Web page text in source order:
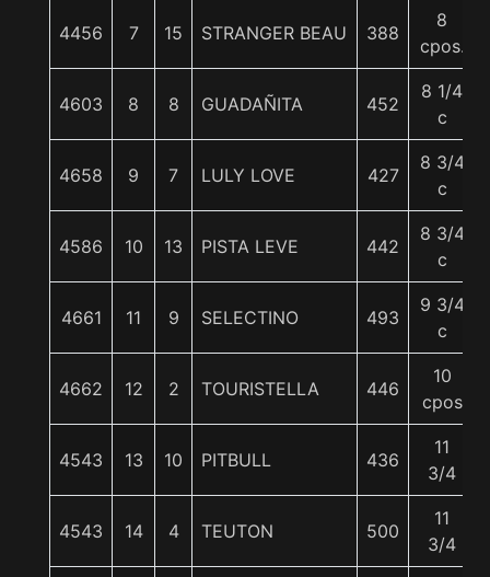
4456 7 15 STRANGER BEAU 388
8
cpos.
4603 8 8 GUADAÑITA 452
8 1/4
c
4658 9 7 LULY LOVE 427
8 3/4
c
4586 10 13 PISTA LEVE 442
8 3/4
c
4661 11 9 SELECTINO 493
9 3/4
c
4662 12 2 TOURISTELLA 446
10
cpos
4543 13 10 PITBULL 436
11
3/4
4543 14 4 TEUTON 500
11
3/4